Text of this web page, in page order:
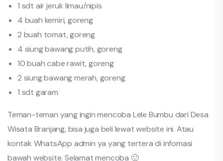
1 sdt air jeruk limau/nipis
4 buah kemiri, goreng
2 buah tomat, goreng
4 siung bawang putih, goreng
10 buah cabe rawit, goreng
2 siung bawang merah, goreng
1 sdt garam
Teman-teman yang ingin mencoba Lele Bumbu dari Desa
Wisata Branjang, bisa juga beli lewat website ini. Atau
kontak WhatsApp admin ya yang tertera di infomasi
bawah website. Selamat mencoba 🙂